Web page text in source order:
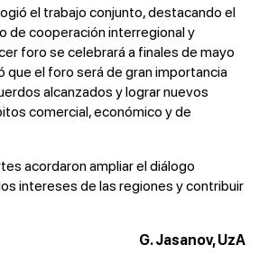
el trabajo conjunto, destacando el
de cooperación interregional y
foro se celebrará a finales de mayo
que el foro será de gran importancia
alcanzados y lograr nuevos
comercial, económico y de
acordaron ampliar el diálogo
intereses de las regiones y contribuir
G. Jasanov, UzA